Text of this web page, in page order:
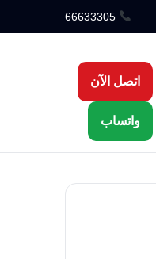
66633305
اتصل الآن
واتساب